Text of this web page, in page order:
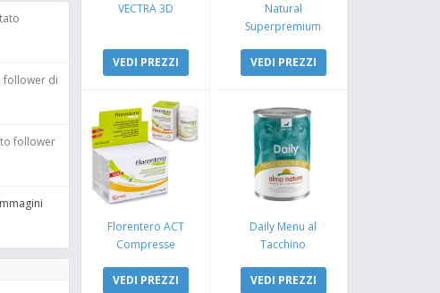
follower di
follower
VECTRA 3D
VEDI PREZZI
Natural
Superpremium
Coniglio e Mela
VEDI PREZZI
Florentero ACT
Compresse
VEDI PREZZI
Daily Menu al
Tacchino
VEDI PREZZI